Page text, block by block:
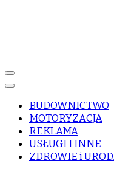
BUDOWNICTWO
MOTORYZACJA
REKLAMA
USŁUGI I INNE
ZDROWIE i